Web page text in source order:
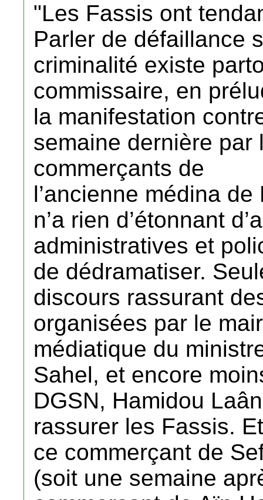
"Les Fassis ont
Parler de défaillance
criminalité existe
commissaire, en
la manifestation
semaine dernière par
commerçants de
l’ancienne médina
n’a rien d’étonnant
administratives et
de dédramatiser.
discours rassurant
organisées par le
médiatique du
Sahel, et encore
DGSN, Hamidou
rassurer les Fassis.
ce commerçant de
(soit une semaine